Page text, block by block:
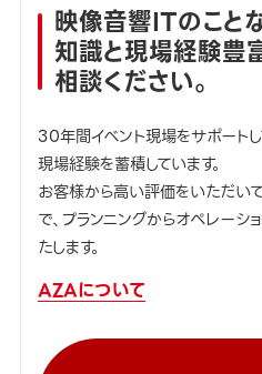
映像音響ITのことな
知識と現場経験豊
相談ください。
30年間イベント現場をサポート
現場経験を蓄積しています。
お客様から高い評価をいただい
で、プランニングからオペレーシ
たします。
AZAについて